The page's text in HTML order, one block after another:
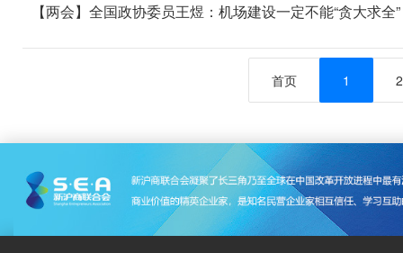
【两会】全国政协委员王煜：机场建设一定不能“贪大求全”
首页 1 2